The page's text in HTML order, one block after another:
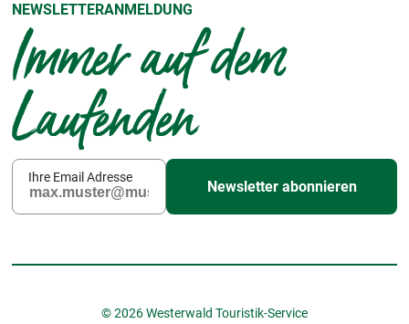
NEWSLETTERANMELDUNG
Immer auf dem
Laufenden
Ihre Email Adresse
Newsletter abonnieren
© 2026 Westerwald Touristik-Service